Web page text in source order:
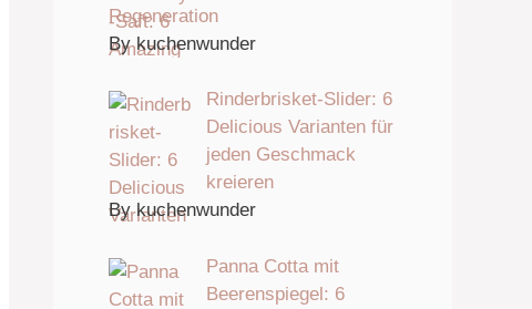
Regeneration
By kuchenwunder
Rinderbrisket-Slider: 6
Delicious Varianten für
jeden Geschmack
kreieren
By kuchenwunder
Panna Cotta mit
Beerenspiegel: 6